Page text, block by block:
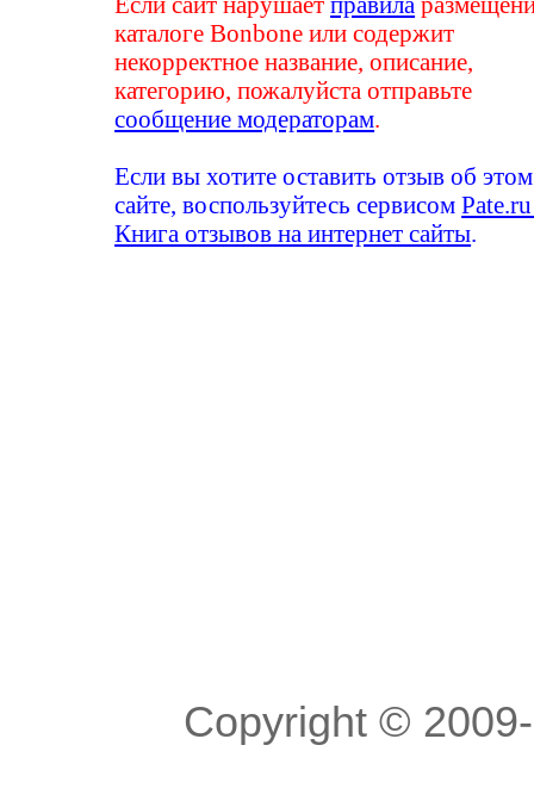
каталоге Bonbone или содержит
некорректное название, описание,
категорию, пожалуйста отправьте
сообщение модераторам
Если вы хотите оставить отзыв об этом
сайте, воспользуйтесь сервисом
Книга отзывов на интернет сайты
Copyright ©